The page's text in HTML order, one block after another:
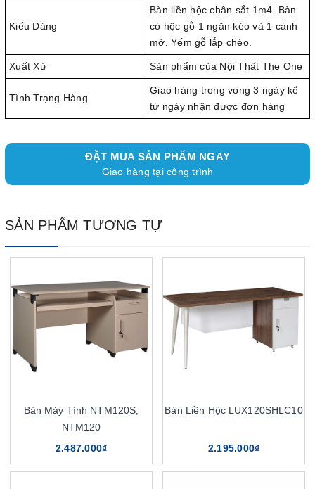
Kiểu Dáng
Bàn liền hộc chân sắt 1m4. Bàn
có hộc gỗ 1 ngăn kéo và 1 cánh
mở. Yếm gỗ lắp chéo.
Xuất Xứ Sản phẩm của Nội Thất The One
Tình Trạng Hàng
Giao hàng trong vòng 3 ngày kể
từ ngày nhận được đơn hàng
ĐẶT MUA SẢN PHẨM NGAY
Giao hàng tại công trình
SẢN PHẨM TƯƠNG TỰ
Bàn Máy Tính NTM120S,
NTM120
2.487.000₫
Bàn Liền Hộc LUX120SHLC10
2.195.000₫